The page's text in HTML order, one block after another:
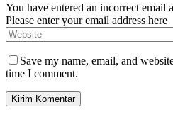
You have entered an incorrect email
Please enter your email address here
Save my name, email, and
time I comment.